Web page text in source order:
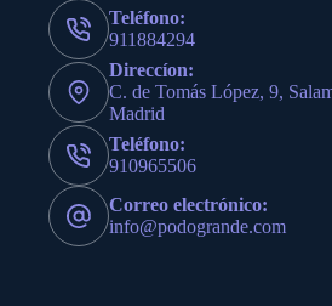
Teléfono:
911884294
Direccíon:
C. de Tomás López, 9,
Madrid
Teléfono:
910965506
Correo electrónico:
info@podogrande.com